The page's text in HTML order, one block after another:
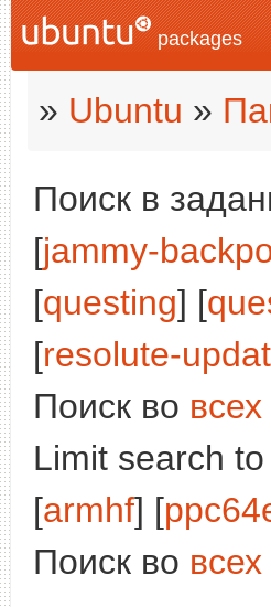
packages
» Ubuntu »
Поиск в
[jammy-
[questing] [
[resolute-
Поиск во
Limit search
[armhf] [
Поиск во